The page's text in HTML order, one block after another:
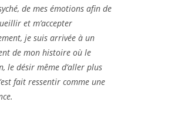
de mes émotions afin de
et m’accepter
je suis arrivée à un
de mon histoire où le
le désir même d’aller plus
fait ressentir comme une